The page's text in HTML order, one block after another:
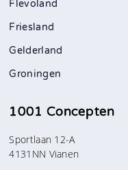
Flevoland
Friesland
Gelderland
Groningen
1001 Concepten
Sportlaan 12-A
4131NN Vianen